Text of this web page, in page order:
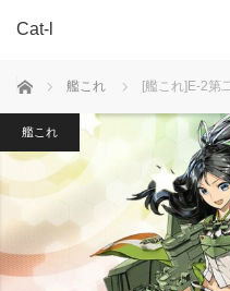
Cat-l
ホーム 艦これ [艦これ]E-2第
艦これ